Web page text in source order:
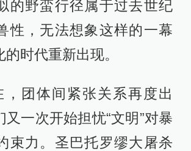
的野蛮行径属于过去世纪
性，无法想象这样的一幕
时代重新出现。
体间紧张关系再度出
又一次开始担忧“文明”对暴
束力。圣巴托罗缪大屠杀